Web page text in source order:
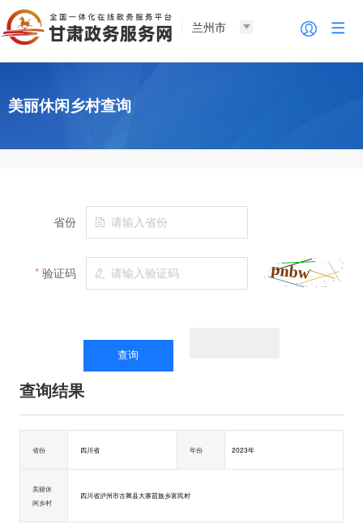
兰州市
美丽休闲乡村查询
省份
验证码
查询结果
省份 四川省 年份 2023年
美丽休
闲乡村
四川省泸州市古蔺县大寨苗族乡富民村